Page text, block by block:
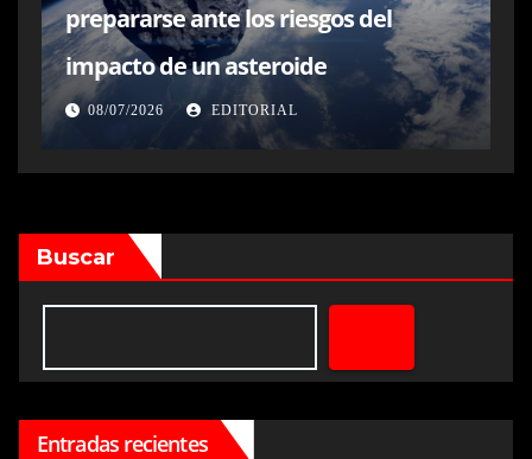
prepararse ante los riesgos del
impacto de un asteroide
08/07/2026 EDITORIAL
Buscar
Entradas recientes